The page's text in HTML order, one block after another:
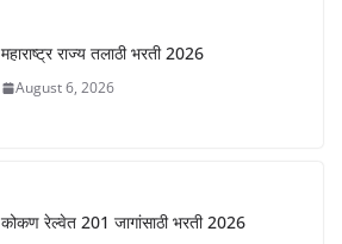
महाराष्ट्र राज्य तलाठी भरती 2026
August 6, 2026
कोकण रेल्वेत 201 जागांसाठी भरती 2026